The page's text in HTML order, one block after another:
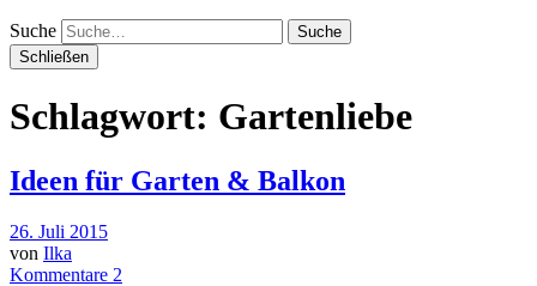
Suche
Schließen
Schlagwort: Gartenliebe
Ideen für Garten & Balkon
26. Juli 2015
von Ilka
Kommentare 2